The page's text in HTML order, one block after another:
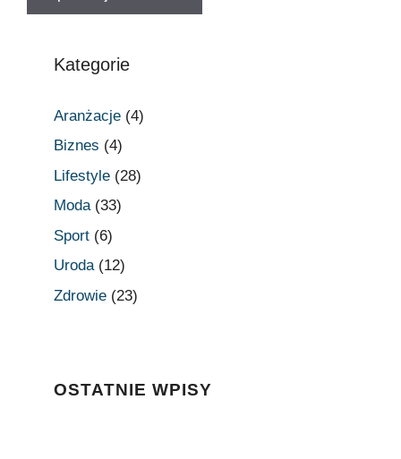
Kategorie
Aranżacje (4)
Biznes (4)
Lifestyle (28)
Moda(33)
Sport (6)
Uroda(12)
Zdrowie (23)
OSTATNIE WPISY